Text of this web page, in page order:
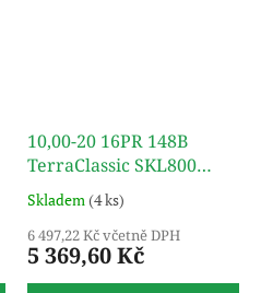
10,00-20 16PR 148B
TerraClassic SKL800
wide (SET) TT TURON
Skladem(4 ks)
6 497,22 Kč včetně DPH
5 369,60 Kč